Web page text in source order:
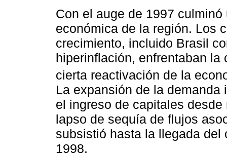
Con el auge de 1997
económica de la región. Los
crecimiento, incluido Brasil
hiperinflación, enfrentaban
cierta reactivación de la
La expansión de la
el ingreso de capitales
lapso de sequía de flujos
subsistió hasta la llegada
1998.